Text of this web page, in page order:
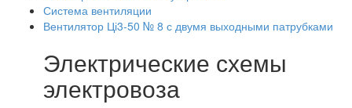
Система вентиляции
Вентилятор Ці3-50 № 8 с двумя выходными патрубками
Электрические схемы
электровоза